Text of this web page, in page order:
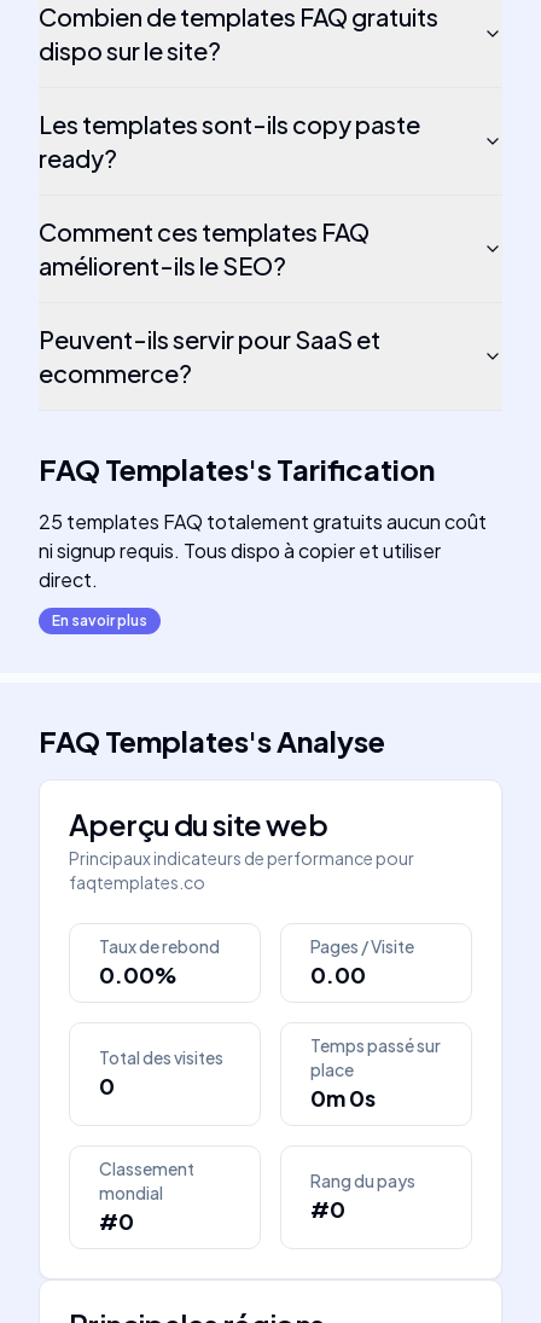
Combien de templates FAQ gratuits
dispo sur le site?
Les templates sont-ils copy paste
ready?
Comment ces templates FAQ
améliorent-ils le SEO?
Peuvent-ils servir pour SaaS et
ecommerce?
FAQ Templates'sTarification
25 templates FAQ totalement gratuits aucun coût
ni signup requis. Tous dispo à copier et utiliser
direct.
En savoir plus
FAQ Templates'sAnalyse
Aperçu du site web
Principaux indicateurs de performance pour
faqtemplates.co
Taux de rebond
0.00%
Pages / Visite
0.00
Total des visites
0
Temps passé sur
place
0m 0s
Classement
mondial
#0
Rang du pays
#0